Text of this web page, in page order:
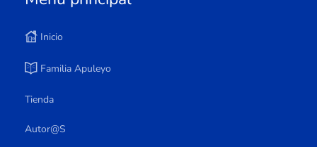
Inicio
Familia Apuleyo
Tienda
Autor@s